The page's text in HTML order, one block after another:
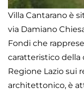
Villa Cantarano è
via Damiano
Fondi che
caratteristico della
Regione Lazio sui
architettonico, è